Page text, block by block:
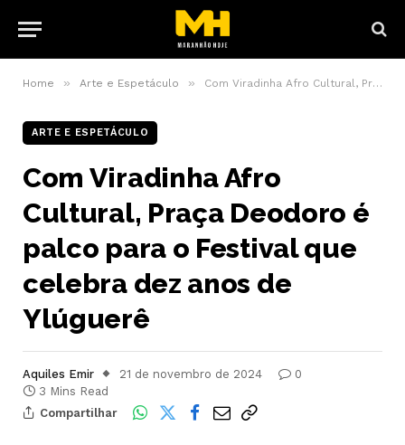
Home » Arte e Espetáculo » Com Viradinha Afro Cultural, Praça Deodoro é palco para o Festival que celebra dez anos de Ylúguerê
ARTE E ESPETÁCULO
Com Viradinha Afro
Cultural, Praça Deodoro é
palco para o Festival que
celebra dez anos de
Ylúguerê
Aquiles Emir 21 de novembro de 2024
0
3 Mins Read
Compartilhar